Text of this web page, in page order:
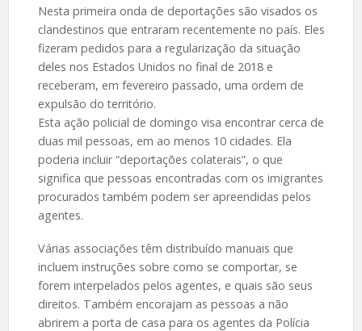
Nesta primeira onda de deportações são visados os
clandestinos que entraram recentemente no país. Eles
fizeram pedidos para a regularização da situação
deles nos Estados Unidos no final de 2018 e
receberam, em fevereiro passado, uma ordem de
expulsão do território.
Esta ação policial de domingo visa encontrar cerca de
duas mil pessoas, em ao menos 10 cidades. Ela
poderia incluir “deportações colaterais”, o que
significa que pessoas encontradas com os imigrantes
procurados também podem ser apreendidas pelos
agentes.
Várias associações têm distribuído manuais que
incluem instruções sobre como se comportar, se
forem interpelados pelos agentes, e quais são seus
direitos. Também encorajam as pessoas a não
abrirem a porta de casa para os agentes da Polícia